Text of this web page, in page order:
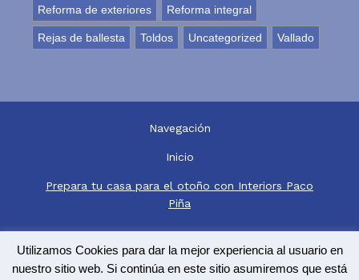
Reforma de exteriores Reforma integral
Rejas de ballesta Toldos Uncategorized Vallado
Navegación
Inicio
Prepara tu casa para el otoño con Interiors Paco
Piña
© 2019 CopyrightGuia33 SL
Utilizamos Cookies para dar la mejor experiencia al usuario en
nuestro sitio web. Si continúa en este sitio asumiremos que está